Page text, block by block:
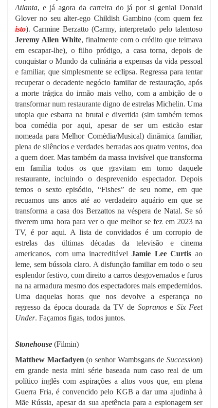
Atlanta, e já agora da carreira do já por si genial Donald
Glover no seu alter-ego Childish Gambino (com quem fez
isto). Carmine Berzatto (Carmy, interpretado pelo talentoso
Jeremy Allen White, finalmente com o crédito que teimava
em escapar-lhe), o filho pródigo, a casa torna, depois de
conquistar o Mundo da culinária a expensas da vida pessoal
e familiar, que simplesmente se eclipsa. Regressa para tentar
recuperar o decadente negócio familiar de restauração, após
a morte trágica do irmão mais velho, com a ambição de o
transformar num restaurante digno de estrelas Michelin. Uma
utopia que esbarra na brutal e divertida (sim também temos
boa comédia por aqui, apesar de ser um esticão estar
nomeada para Melhor Comédia/Musical) dinâmica familiar,
plena de silêncios e verdades berradas aos quatro ventos, doa
a quem doer. Mas também da massa invisível que transforma
em família todos os que gravitam em torno daquele
restaurante, incluindo o desprevenido espectador. Depois
temos o sexto episódio, “Fishes” de seu nome, em que
recuamos uns anos até ao verdadeiro aquário em que se
transforma a casa dos Berzattos na véspera de Natal. Se só
tiverem uma hora para ver o que melhor se fez em 2023 na
TV, é por aqui. A lista de convidados é um corropio de
estrelas das últimas décadas da televisão e cinema
americanos, com uma inacreditávelJamie Lee Curtis ao
leme, sem bússola claro. A disfunção familiar em todo o seu
esplendor festivo, com direito a carros desgovernados e furos
na na armadura mesmo dos espectadores mais empedernidos.
Uma daquelas horas que nos devolve a esperança no
regresso da época dourada da TV de Sopranose Six Feet
Under. Façamos figas, todos juntos.
Stonehouse (Filmin)
Matthew Macfadyen (o senhor Wambsgans deSuccession)
em grande nesta mini série baseada num caso real de um
político inglês com aspirações a altos voos que, em plena
Guerra Fria, é convencido pelo KGB a dar uma ajudinha à
Mãe Rússia, apesar da sua apetência para a espionagem ser